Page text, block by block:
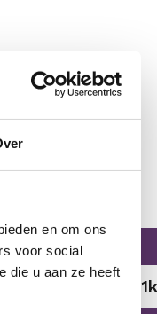
en om ons
voor social
die u aan ze heeft